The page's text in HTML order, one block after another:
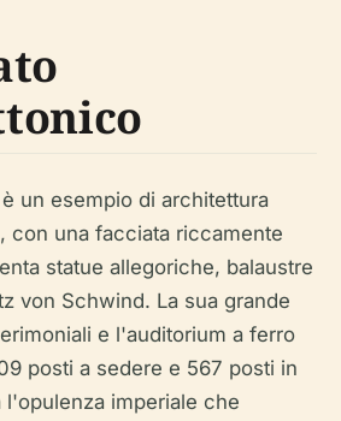
un esempio di architettura
con una facciata riccamente
statue allegoriche, balaustre
von Schwind. La sua grande
e l'auditorium a ferro
posti a sedere e 567 posti in
imperiale che